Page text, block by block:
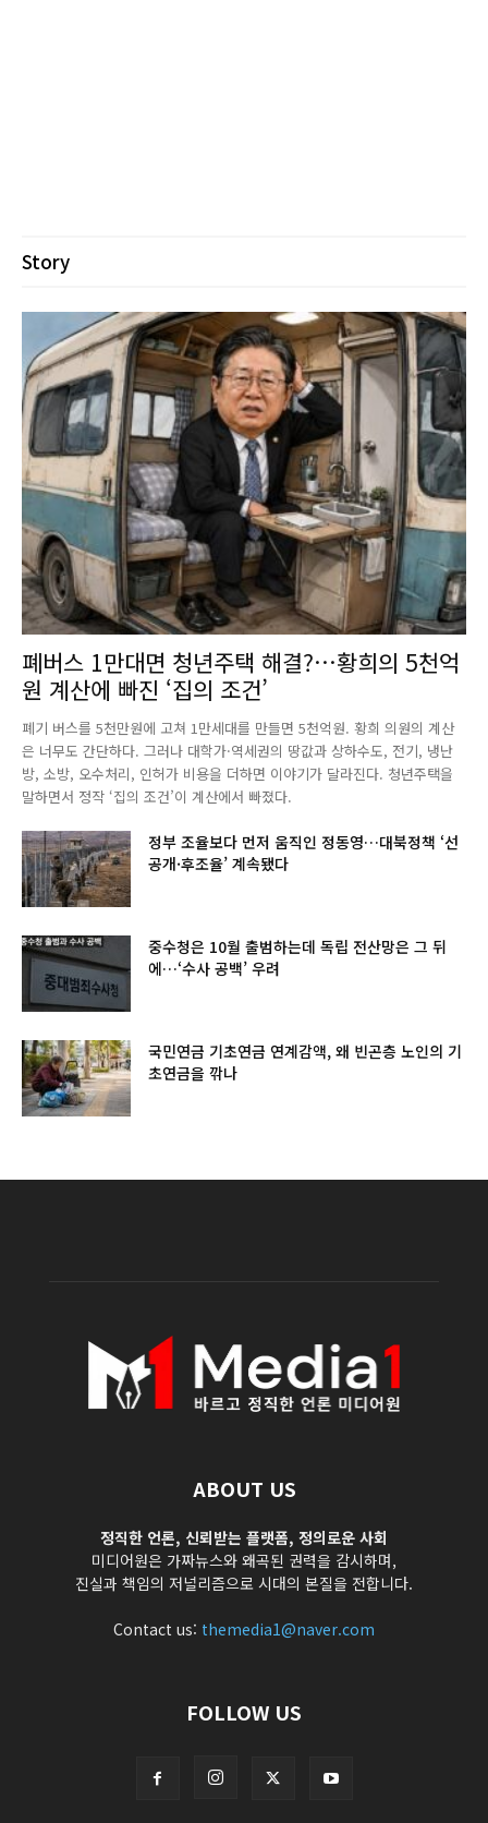
Story
폐버스 1만대면 청년주택 해결?…황희의 5천억
원 계산에 빠진 ‘집의 조건’
폐기 버스를 5천만원에 고쳐 1만세대를 만들면 5천억원. 황희 의원의 계산
은 너무도 간단하다. 그러나 대학가·역세권의 땅값과 상하수도, 전기, 냉난
방, 소방, 오수처리, 인허가 비용을 더하면 이야기가 달라진다. 청년주택을
말하면서 정작 ‘집의 조건’이 계산에서 빠졌다.
정부 조율보다 먼저 움직인 정동영…대북정책 ‘선
공개·후조율’ 계속됐다
중수청은 10월 출범하는데 독립 전산망은 그 뒤
에…‘수사 공백’ 우려
국민연금 기초연금 연계감액, 왜 빈곤층 노인의 기
초연금을 깎나
ABOUT US
정직한 언론, 신뢰받는 플랫폼, 정의로운 사회
미디어원은 가짜뉴스와 왜곡된 권력을 감시하며,
진실과 책임의 저널리즘으로 시대의 본질을 전합니다.
Contact us: themedia1@naver.com
FOLLOW US